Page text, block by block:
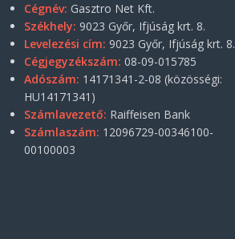
Cégnév: Gasztro Net Kft.
Székhely: 9023 Győr, Ifjúság krt. 8.
Levelezési cím: 9023 Győr, Ifjúság krt. 8.
Cégjegyzékszám: 08-09-015785
Adószám: 14171341-2-08 (közösségi:
HU14171341)
Számlavezető: Raiffeisen Bank
Számlaszám: 12096729-00346100-
00100003